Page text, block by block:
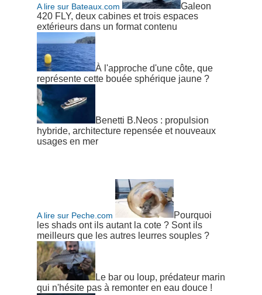
A lire sur Bateaux.com
Galeon
420 FLY, deux cabines et trois espaces
extérieurs dans un format contenu
À l'approche d'une côte, que
représente cette bouée sphérique jaune ?
Benetti B.Neos : propulsion
hybride, architecture repensée et nouveaux
usages en mer
A lire sur Peche.com
Pourquoi
les shads ont ils autant la cote ? Sont ils
meilleurs que les autres leurres souples ?
Le bar ou loup, prédateur marin
qui n'hésite pas à remonter en eau douce !